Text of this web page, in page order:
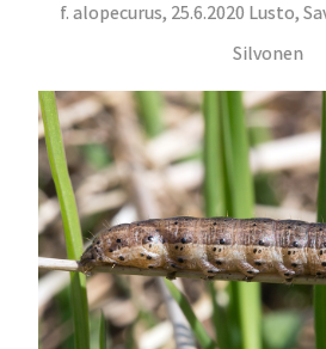
f. alopecurus, 25.6.2020 Lusto,
Silvonen